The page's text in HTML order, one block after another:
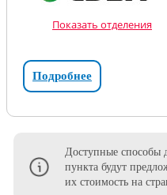
Показать отделения
Подробнее
Доступные способы
пункта будут
их стоимость на